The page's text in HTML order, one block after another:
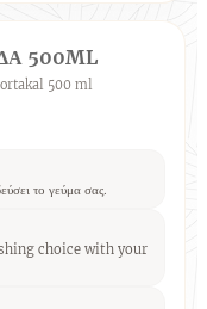
500ML
500 ml
το γεύμα σας.
choice with your